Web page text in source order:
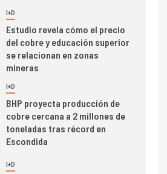
I+D
Estudio revela cómo el precio
del cobre y educación superior
se relacionan en zonas
mineras
I+D
BHP proyecta producción de
cobre cercana a 2 millones de
toneladas tras récord en
Escondida
I+D